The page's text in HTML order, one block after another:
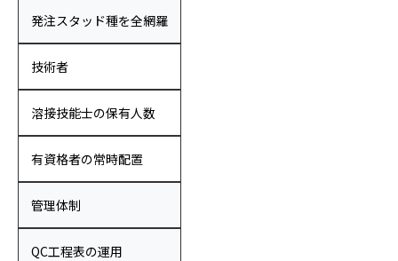
発注スタッド種を全網羅
技術者
溶接技能士の保有人数
有資格者の常時配置
管理体制
QC工程表の運用